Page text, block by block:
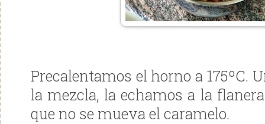
Precalentamos el horno a 175ºC.
la mezcla, la echamos a la
que no se mueva el caramelo.